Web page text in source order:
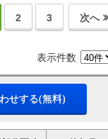
2 3 次へ
表示件数
せする(無料)